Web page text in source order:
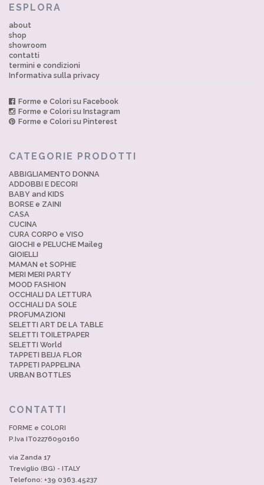
ESPLORA
about
shop
showroom
contatti
termini e condizioni
Informativa sulla privacy
Forme e Colori su Facebook
Forme e Colori su Instagram
Forme e Colori su Pinterest
CATEGORIE PRODOTTI
ABBIGLIAMENTO DONNA
ADDOBBI E DECORI
BABY and KIDS
BORSE e ZAINI
CASA
CUCINA
CURA CORPO e VISO
GIOCHI e PELUCHE Maileg
GIOIELLI
MAMAN et SOPHIE
MERI MERI PARTY
MOOD FASHION
OCCHIALI DA LETTURA
OCCHIALI DA SOLE
PROFUMAZIONI
SELETTI ART DE LA TABLE
SELETTI TOILETPAPER
SELETTI World
TAPPETI BEIJA FLOR
TAPPETI PAPPELINA
URBAN BOTTLES
CONTATTI
FORME e COLORI
P.Iva IT02276090160
via Zanda 17
Treviglio (BG) - ITALY
Telefono: +39 0363.45237